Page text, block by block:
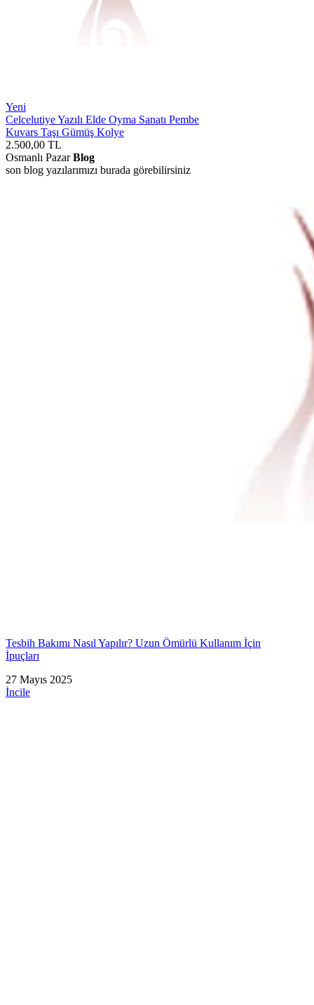
Yeni
Celcelutiye Yazılı Elde Oyma Sanatı Pembe
Kuvars Taşı Gümüş Kolye
2.500,00 TL
Osmanlı PazarBlog
son blog yazılarımızı burada görebilirsiniz
Tesbih Bakımı Nasıl Yapılır? Uzun Ömürlü Kullanım İçin
İpuçları
27 Mayıs 2025
İncile